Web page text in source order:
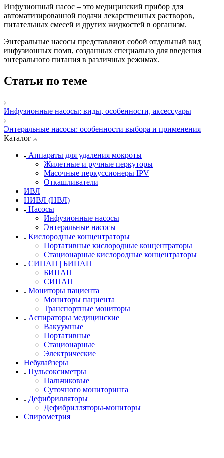
Инфузионный насос – это медицинский прибор для
автоматизированной подачи лекарственных растворов,
питательных смесей и других жидкостей в организм.
Энтеральные насосы представляют собой отдельный вид
инфузионных помп, созданных специально для введения
энтерального питания в различных режимах.
Статьи по теме
Инфузионные насосы: виды, особенности, аксессуары
Энтеральные насосы: особенности выбора и применения
Каталог
Аппараты для удаления мокроты
Жилетные и ручные перкуторы
Масочные перкуссионеры IPV
Откашливатели
ИВЛ
НИВЛ (НВЛ)
Насосы
Инфузионные насосы
Энтеральные насосы
Кислородные концентраторы
Портативные кислородные концентраторы
Стационарные кислородные концентраторы
СИПАП | БИПАП
БИПАП
СИПАП
Мониторы пациента
Мониторы пациента
Транспортные мониторы
Аспираторы медицинские
Вакуумные
Портативные
Стационарные
Электрические
Небулайзеры
Пульсоксиметры
Пальчиковые
Суточного мониторинга
Дефибрилляторы
Дефибрилляторы-мониторы
Спирометрия